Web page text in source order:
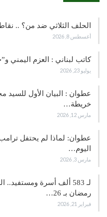
الحلف الثلاثي ضد من؟ ..
أغسطس 8, 2026
كاتب لبناني : العزم اليمني
يوليو 23, 2026
عطوان : البيان الأول للسيد
خريطة…
مارس 12, 2026
عطوان: لماذا لم يحتفل ترامب
اليوم…
مارس 3, 2026
لـ 583 ألف أسرة
رمضان بـ 26…
فبراير 21, 2026